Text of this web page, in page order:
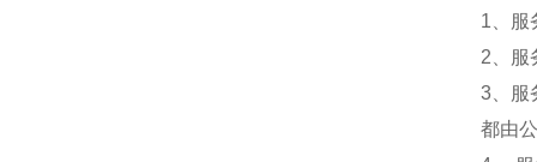
1、服
2、服
3、服
都由